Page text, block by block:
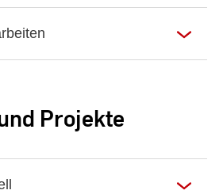
Projekte